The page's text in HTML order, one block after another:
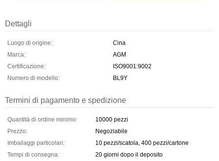
Dettagli
Luogo di origine:
Cina
Marca:
AGM
Certificazione:
ISO9001:9002
Numero di modello:
BL9Y
Termini di pagamento e spedizione
Quantità di ordine minimo:
10000 pezzi
Prezzo:
Negoziabile
Imballaggi particolari:
10 pezzi/scatola, 400 pezzi/cartone
Tempi di consegna:
20 giorni dopo il deposito